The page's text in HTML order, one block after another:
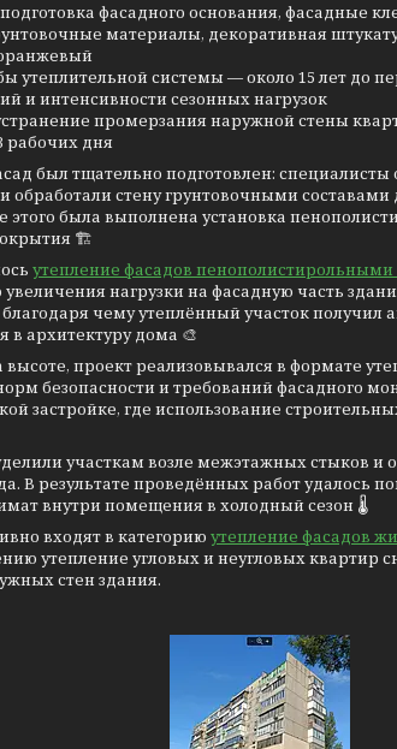
фасадного основания, фасадные
материалы, декоративная
утеплительной системы — около 15 лет до
и интенсивности сезонных нагрузок
промерзания наружной стены
рабочих дня
был тщательно подготовлен:
обработали стену грунтовочными составами
этого была выполнена установка
🏗️
утепление фасадов
увеличения нагрузки на фасадную часть
чему утеплённый участок получил
в архитектуру дома 🎨
высоте, проект реализовывался в формате
безопасности и требований фасадного
застройке, где использование
участкам возле межэтажных стыков и
В результате проведённых работ удалось
внутри помещения в холодный сезон 🌡️
входят в категорию утепление фасадов
утепление угловых и неугловых квартир
стен здания.